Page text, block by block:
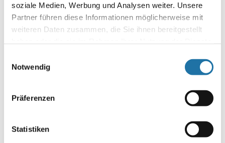
soziale Medien, Werbung und Analysen weiter. Unsere
Partner führen diese Informationen möglicherweise mit
weiteren Daten zusammen, die Sie ihnen bereitgestellt
unsererDatenschutzerklärung
Notwendig
Präferenzen
Statistiken
Josef Kornfehl
Deine E-Mail-Adresse wird nicht veröffentlicht.
Erforderliche
Felder sind mit
Kommentar